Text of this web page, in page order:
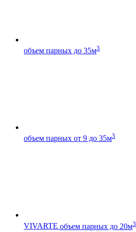
объем парных до 35м3
объем парных от 9 до 35м3
VIVARTE объем парных до 20м3